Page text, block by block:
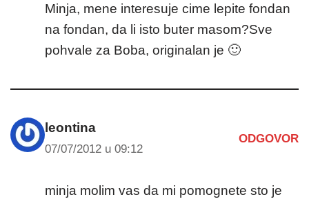
Minja, mene interesuje cime lepite fondan
na fondan, da li isto buter masom?Sve
pohvale za Boba, originalan je 🙂
leontina
07/07/2012 u 09:12
ODGOVOR
minja molim vas da mi pomognete sto je